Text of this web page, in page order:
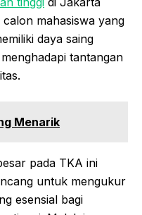
mahasiswa yang
daya saing
tantangan
Menarik
pada TKA ini
untuk mengukur
esensial bagi